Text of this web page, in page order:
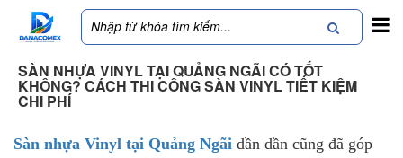
SÀN NHỰA VINYL TẠI QUẢNG NGÃI CÓ TỐT
KHÔNG? CÁCH THI CÔNG SÀN VINYL TIẾT KIỆM
CHI PHÍ
Sàn nhựa Vinyl tại Quảng Ngãi dần dần cũng đã góp